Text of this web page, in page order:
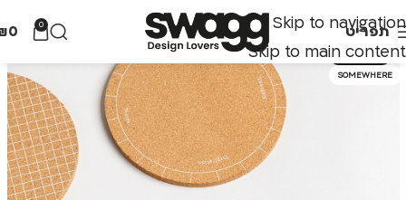
Skip to navigation
Skip to main content
תפריט 0
0
אזל מהמלאי
SOMEWHERE